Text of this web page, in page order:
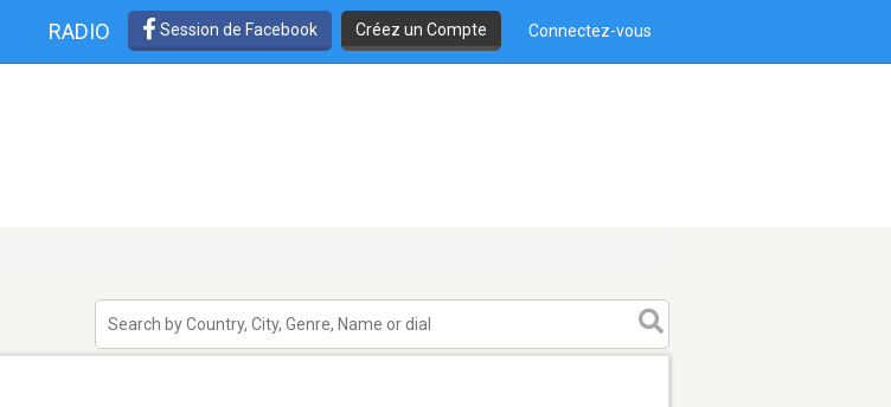
RADIO Session de Facebook Créez un Compte Connectez-vous